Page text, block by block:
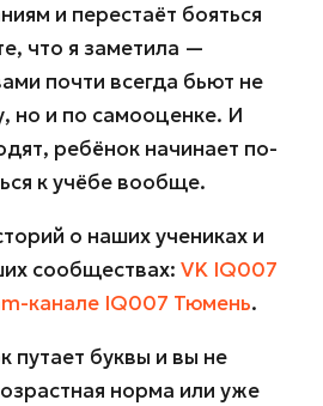
и перестаёт бояться
что я заметила —
почти всегда бьют не
но и по самооценке. И
ребёнок начинает по-
к учёбе вообще.
о наших учениках и
сообществах: VK IQ007
канале IQ007 Тюмень.
путает буквы и вы не
норма или уже